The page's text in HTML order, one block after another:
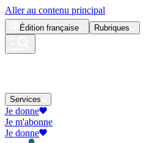
Aller au contenu principal
Édition française Rubriques
Services
Je donne
Je m'abonne
Je donne